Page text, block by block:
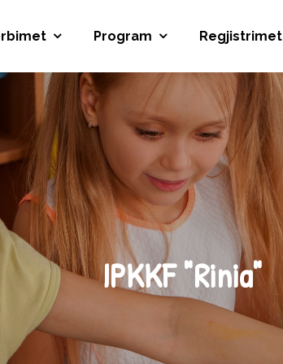
Program Regjistrimet
IPKKF "Rinia"